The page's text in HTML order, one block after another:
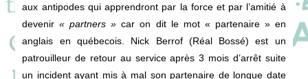
aux antipodes qui apprendront par la force et par l’amitié à
devenir« partners » car on dit le mot « partenaire » en
anglais en québecois. Nick Berrof (Réal Bossé) est un
patrouilleur de retour au service après 3 mois d’arrêt suite
un incident ayant mis à mal son partenaire de longue date